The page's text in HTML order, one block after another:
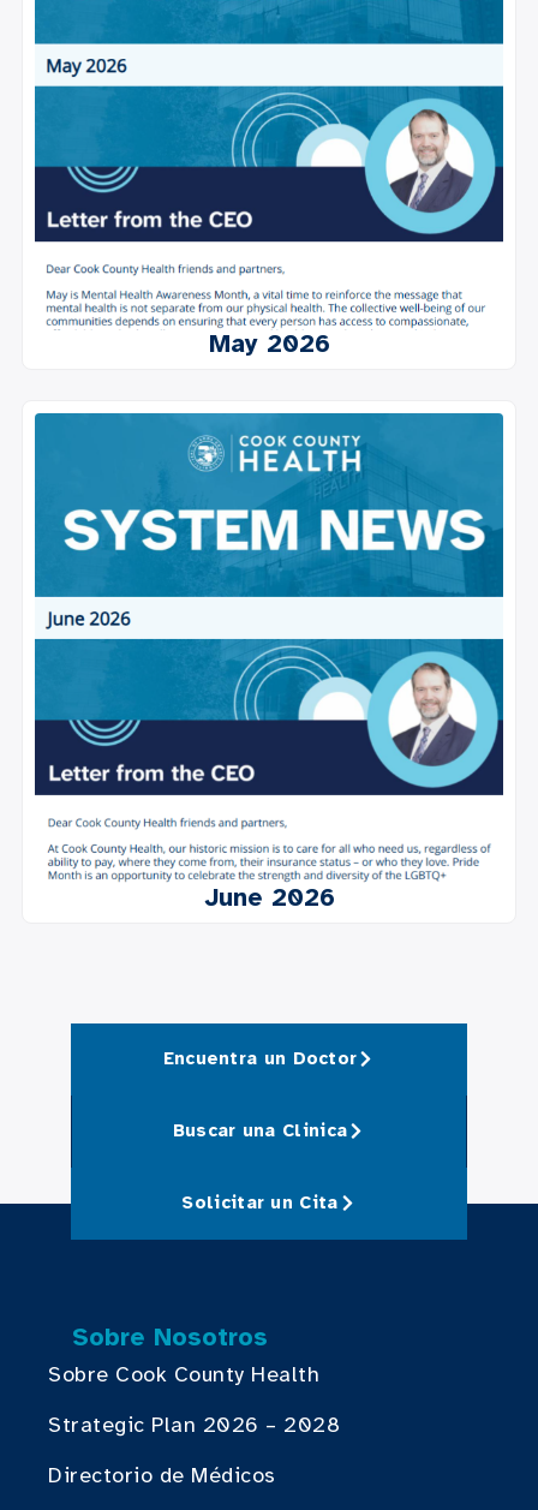
May 2026
June 2026
Encuentra un Doctor
Buscar una Clinica
Solicitar un Cita
Sobre Nosotros
Sobre Cook County Health
Strategic Plan 2026 – 2028
Directorio de Médicos